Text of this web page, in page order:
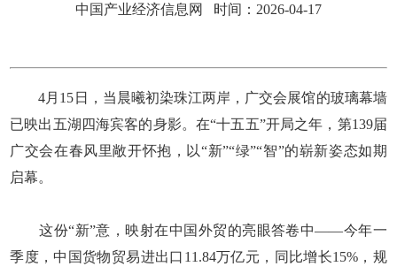
中国产业经济信息网 时间：2026-04-17
4月15日，当晨曦初染珠江两岸，广交会展馆的玻璃幕墙
已映出五湖四海宾客的身影。在“十五五”开局之年，第139届
广交会在春风里敞开怀抱，以“新”“绿”“智”的崭新姿态如期
启幕。
这份“新”意，映射在中国外贸的亮眼答卷中——今年一
季度，中国货物贸易进出口11.84万亿元，同比增长15%，规